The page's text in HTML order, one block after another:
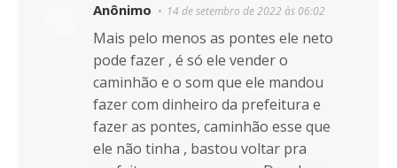
Anônimo 14 de setembro de 2022 às 06:02
Mais pelo menos as pontes ele neto
pode fazer , é só ele vender o
caminhão e o som que ele mandou
fazer com dinheiro da prefeitura e
fazer as pontes, caminhão esse que
ele não tinha , bastou voltar pra